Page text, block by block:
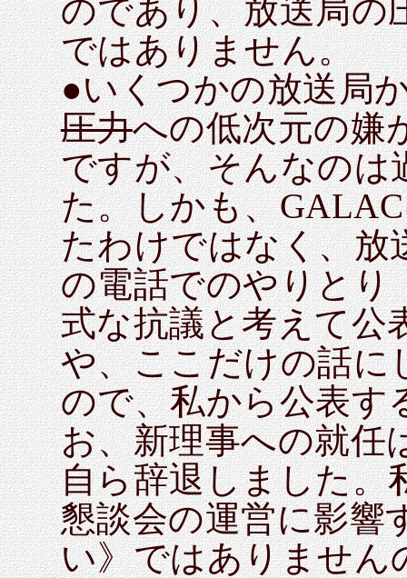
のであり、放送局の
ではありません。
●いくつかの放送局
圧力への低次元の嫌
ですが、そんなのは
た。しかも、
たわけではなく、放
の電話でのやりとり
式な抗議と考えて公
や、ここだけの話に
ので、私から公表す
お、新理事への就任
自ら辞退しました。
懇談会の運営に影響
い》ではありません